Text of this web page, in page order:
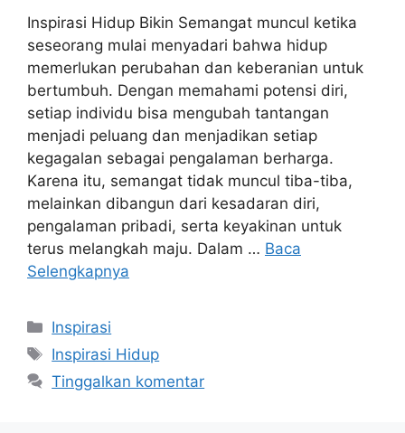
Inspirasi Hidup Bikin Semangat muncul ketika
seseorang mulai menyadari bahwa hidup
memerlukan perubahan dan keberanian untuk
bertumbuh. Dengan memahami potensi diri,
setiap individu bisa mengubah tantangan
menjadi peluang dan menjadikan setiap
kegagalan sebagai pengalaman berharga.
Karena itu, semangat tidak muncul tiba-tiba,
melainkan dibangun dari kesadaran diri,
pengalaman pribadi, serta keyakinan untuk
terus melangkah maju. Dalam … Baca
Selengkapnya
Kategori
Inspirasi
Tag
Inspirasi Hidup
Tinggalkan komentar